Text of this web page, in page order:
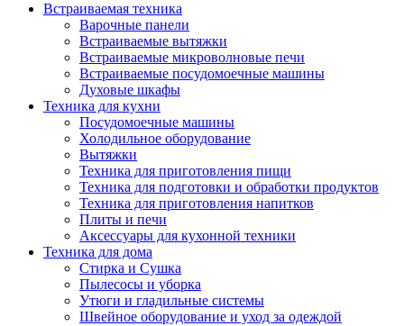
Встраиваемая техника
Варочные панели
Встраиваемые вытяжки
Встраиваемые микроволновые печи
Встраиваемые посудомоечные машины
Духовые шкафы
Техника для кухни
Посудомоечные машины
Холодильное оборудование
Вытяжки
Техника для приготовления пищи
Техника для подготовки и обработки продуктов
Техника для приготовления напитков
Плиты и печи
Аксессуары для кухонной техники
Техника для дома
Стирка и Сушка
Пылесосы и уборка
Утюги и гладильные системы
Швейное оборудование и уход за одеждой